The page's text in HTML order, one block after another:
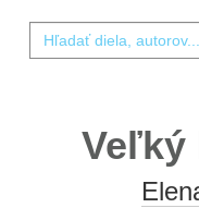
Veľký